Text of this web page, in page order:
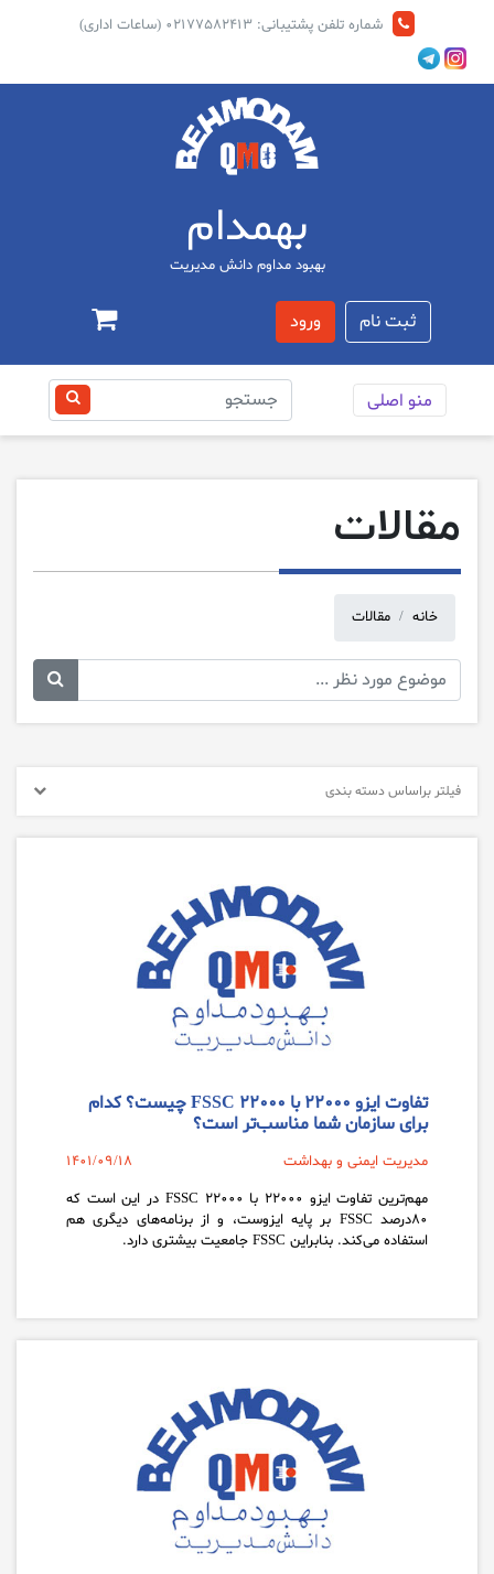
شماره تلفن پشتیبانی: 02177582413 (ساعات اداری)
بهمدام
بهبود مداوم دانش مديريت
ثبت نام ورود
منو اصلی
مقالات
خانه مقالات
فیلتر براساس دسته بندی
تفاوت ایزو ۲۲۰۰۰ با FSSC 22000 چیست؟ کدام
برای سازمان شما مناسب‌تر است؟
مدیریت ایمنی و بهداشت
1401/09/18
مهم‌ترین تفاوت ایزو ۲۲۰۰۰ با FSSC 22000 در این است که
۸۰درصد FSSC بر پایه ایزوست، و از برنامه‌های دیگری هم
استفاده می‌کند. بنابراین FSSC جامعیت بیشتری دارد.